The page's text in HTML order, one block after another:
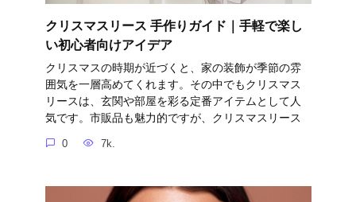
クリスマスリース 手作りガイド｜手軽で楽し
い初心者向けアイデア
クリスマスの時期が近づくと、家の装飾が季節の雰
囲気を一層高めてくれます。その中でもクリスマス
リースは、玄関や部屋を彩る定番アイテムとして人
気です。市販品も魅力的ですが、クリスマスリース
0 7k.